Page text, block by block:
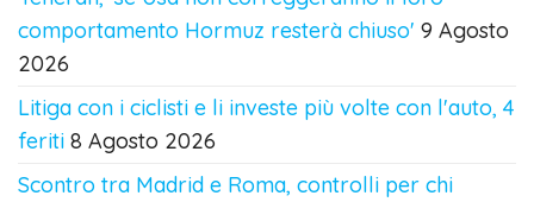
comportamento Hormuz resterà chiuso' 9 Agosto
2026
Litiga con i ciclisti e li investe più volte con l'auto, 4
feriti 8 Agosto 2026
Scontro tra Madrid e Roma, controlli per chi